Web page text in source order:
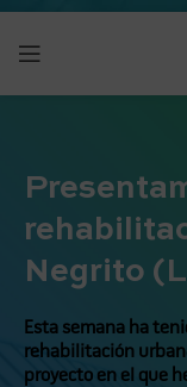
Negrito
Esta semana ha
rehabilitación
proyecto en el que